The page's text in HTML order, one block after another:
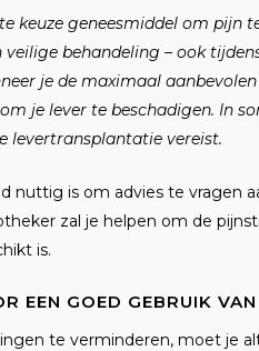
keuze geneesmiddel om pijn
behandeling – ook
je de maximaal
je lever te beschadigen. In
levertransplantatie vereist.
nuttig is om advies te vragen
zal je helpen om de
is.
EEN GOED GEBRUIK
te verminderen, moet je